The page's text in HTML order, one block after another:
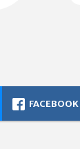
FACEBOOK